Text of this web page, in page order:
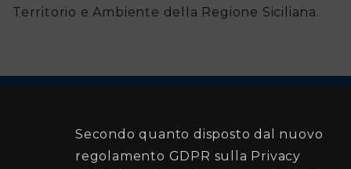
Territorio e Ambiente della Regione Siciliana.
Comune di Palermo
Secondo quanto disposto dal nuovo
regolamento GDPR sulla Privacy